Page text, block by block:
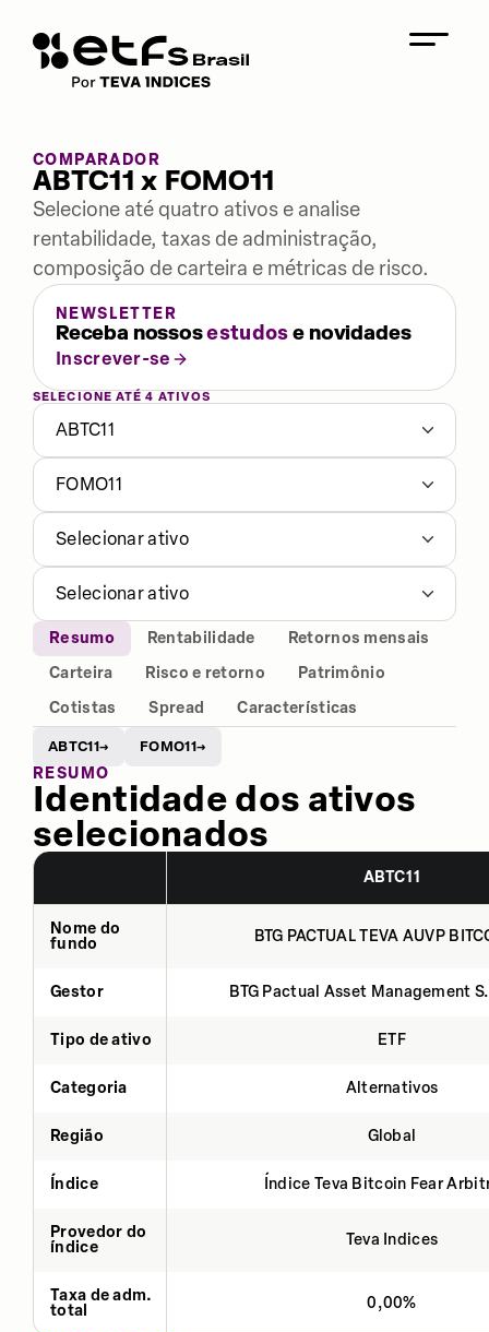
COMPARADOR
ABTC11 x FOMO11
Selecione até quatro ativos e analise
rentabilidade, taxas de administração,
composição de carteira e métricas de risco.
NEWSLETTER
Receba nossosestudose novidades
Inscrever-se
SELECIONE ATÉ 4 ATIVOS
ABTC11
FOMO11
Selecionar ativo
Selecionar ativo
Resumo Rentabilidade
Retornos mensais
Carteira
Risco e retorno
Patrimônio
Cotistas
Spread Características
ABTC11→ FOMO11→
RESUMO
Identidade dos ativos
selecionados
ABTC11
Nome do
fundo
BTG PACTUAL TEVA AUVP
Gestor BTG Pactual Asset Management
Tipo de ativo ETF
Categoria Alternativos
Região Global
Índice Índice Teva Bitcoin Fear
Provedor do
índice
Teva Indices
Taxa de adm.
total
0,00%